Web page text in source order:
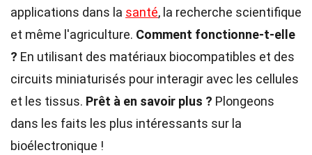
applications dans la santé, la recherche scientifique
et même l'agriculture. Comment fonctionne-t-elle
? En utilisant des matériaux biocompatibles et des
circuits miniaturisés pour interagir avec les cellules
et les tissus. Prêt à en savoir plus ? Plongeons
dans les faits les plus intéressants sur la
bioélectronique !